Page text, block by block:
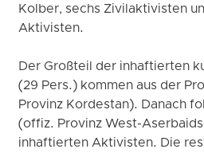
Kolber, sechs Zivilaktivisten
Aktivisten.
Der Großteil der inhaftierten
(29 Pers.) kommen aus der
Provinz Kordestan). Danach
(offiz. Provinz West-
inhaftierten Aktivisten. Die